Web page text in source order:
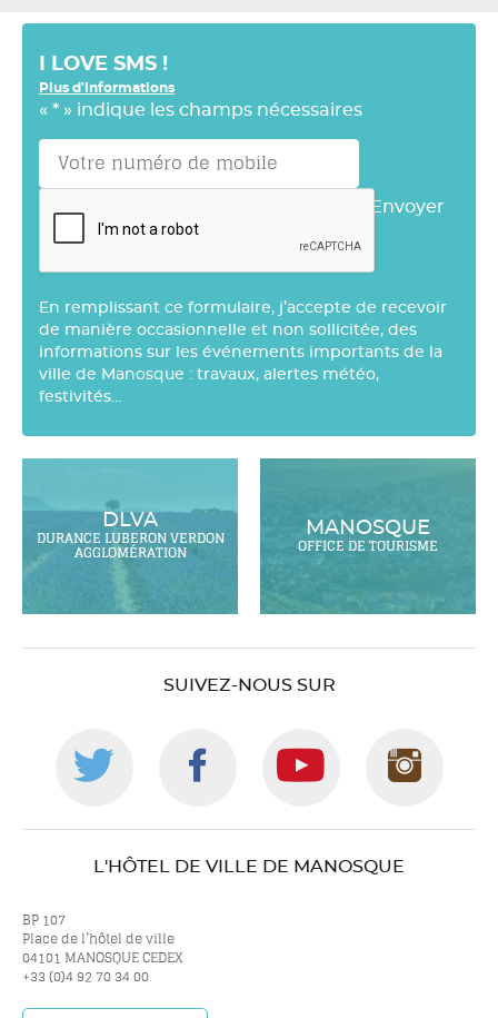
I LOVE SMS !
Plus d'informations
« * » indique les champs nécessaires
Envoyer
En remplissant ce formulaire, j’accepte de recevoir
de manière occasionnelle et non sollicitée, des
informations sur les événements importants de la
ville de Manosque : travaux, alertes météo,
festivités…
DLVA
DURANCE LUBERON VERDON
AGGLOMÉRATION
MANOSQUE
OFFICE DE TOURISME
SUIVEZ-NOUS SUR
Suivez-
nous
sur
twitter
Suivez-
nous
facebook
Suivez-
nous
L'HÔTEL DE VILLE DE MANOSQUE
BP 107
Place de l’hôtel de ville
04101 MANOSQUE CEDEX
+33 (0)4 92 70 34 00